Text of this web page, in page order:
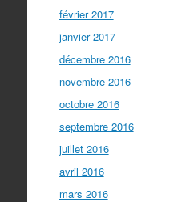
février 2017
janvier 2017
décembre 2016
novembre 2016
octobre 2016
septembre 2016
juillet 2016
avril 2016
mars 2016